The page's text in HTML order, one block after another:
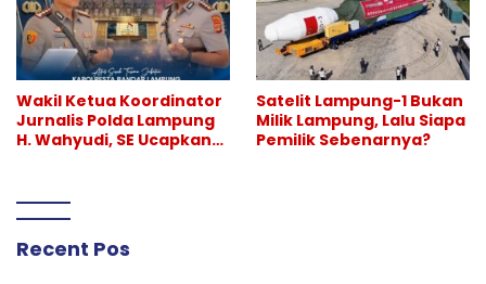
Wakil Ketua Koordinator
Jurnalis Polda Lampung
H. Wahyudi, SE Ucapkan
Lampung
Satelit Lampung-1 Bukan
Milik Lampung, Lalu Siapa
Pemilik Sebenarnya?
Recent Pos